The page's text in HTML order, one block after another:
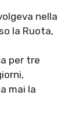
nella
la Ruota,
per tre
mai la